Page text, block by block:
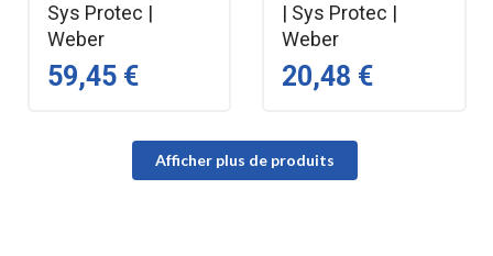
Sys Protec |
Weber
59,45 €
| Sys Protec |
Weber
20,48 €
Afficher plus de produits